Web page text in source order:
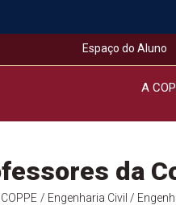
Espaço do Aluno
A
da
/ Engenharia Civil /